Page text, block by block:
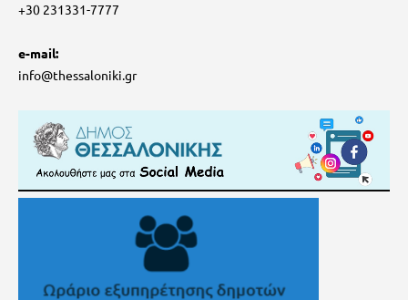
+30 231331-7777
e-mail:
info@thessaloniki.gr